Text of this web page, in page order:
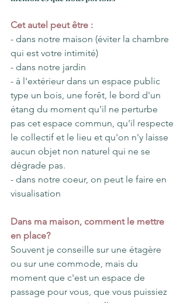
Cet autel peut être :
- dans notre maison (éviter la chambre
qui est votre intimité)
- dans notre jardin
- à l'extérieur dans un espace public
type un bois, une forêt, le bord d'un
étang du moment qu'il ne perturbe
pas cet espace commun, qu'il respecte
le collectif et le lieu et qu'on n'y laisse
aucun objet non naturel qui ne se
dégrade pas.
- dans notre coeur, on peut le faire en
visualisation
Dans ma maison, comment le mettre
en place?
Souvent je conseille sur une étagère
ou sur une commode, mais du
moment que c'est un espace de
passage pour vous, que vous puissiez